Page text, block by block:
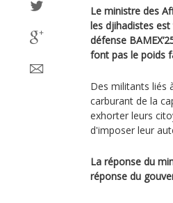
Le ministre des
les djihadistes est
défense
font pas le poids
Des militants liés
carburant de la
exhorter leurs
d'imposer leur
La réponse du
réponse du